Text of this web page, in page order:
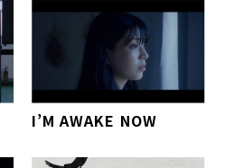
I’M AWAKE NOW